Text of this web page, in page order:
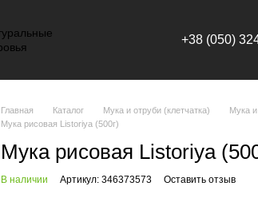
+38 (050)
Главная Каталог Мука и отруби (клетчатка)
Мука и
Мука рисовая Listoriya (500г)
Мука рисовая Listoriya
В наличии Артикул: 346373573 Оставить отзыв